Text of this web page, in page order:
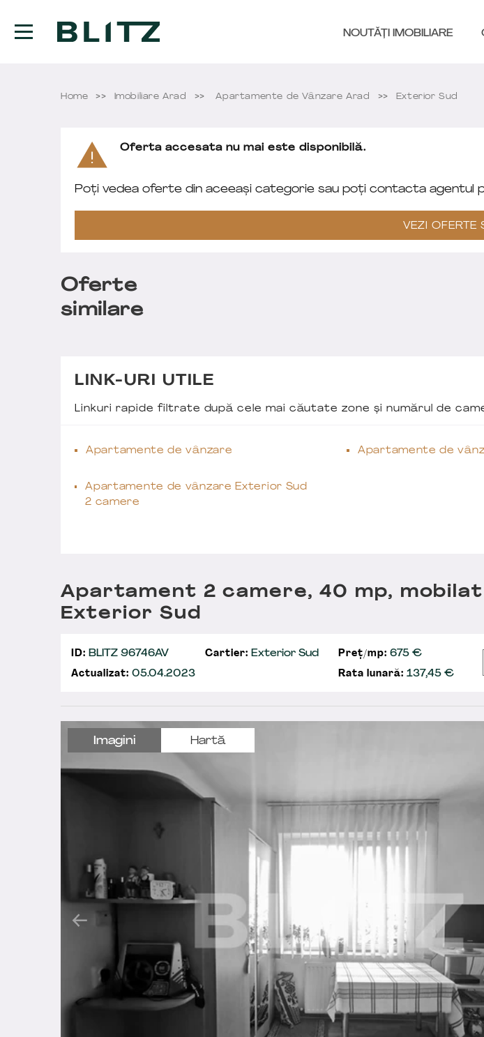
NOUTĂȚI IMOBILIARE
Home Imobiliare Arad Apartamente de Vânzare Arad Exterior Sud
Oferta accesata nu mai este disponibilă.
Poți vedea oferte din aceeași categorie sau poți contacta agentul
VEZI OFERTE
Oferte
similare
LINK-URI UTILE
Linkuri rapide filtrate după cele mai căutate zone și numărul de
Apartamente de vânzare Apartamente de
Apartamente de vânzare Exterior Sud
2 camere
Imagini Hartă
Apartament 2 camere, 40 mp,
Exterior Sud
ID: BLITZ 96746AV Cartier: Exterior Sud Preț/mp: 675 €
Actualizat: 05.04.2023 Rata lunară:137,45 €